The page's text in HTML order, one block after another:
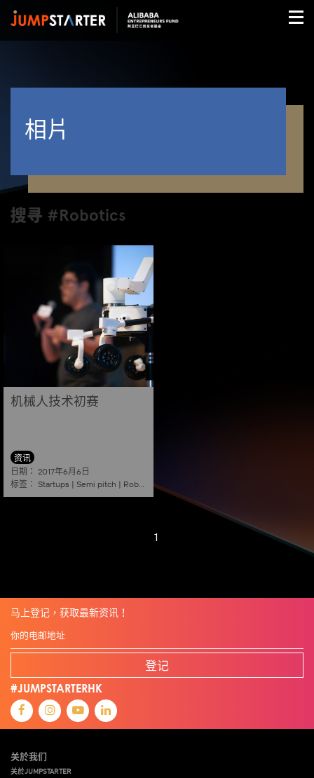
相片
搜寻 #Robotics
机械人技术初赛
资讯
日期： 2017年6月6日
标签： Startups | Semi pitch | Robotics
1
马上登记，获取最新资讯！
登记
#JUMPSTARTERHK
关於我们
关於JUMPSTARTER